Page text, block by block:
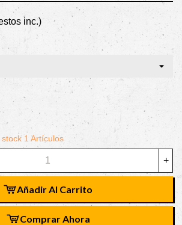
inc.)
1 Artículos
+
Añadir Al Carrito
Comprar Ahora